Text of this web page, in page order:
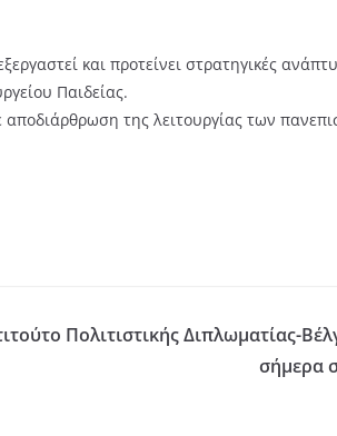
και προτείνει στρατηγικές
Παιδείας.
της λειτουργίας των
Πολιτιστικής Διπλωματίας-
σήμερα